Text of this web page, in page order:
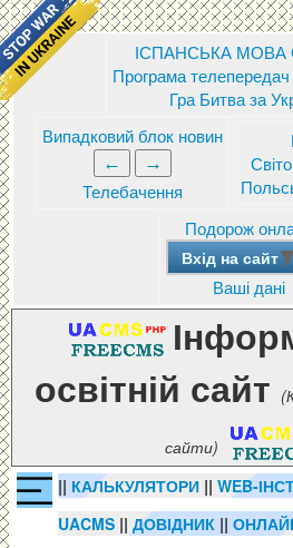
ІСПАНСЬКА
Програма телепередач
Гра Битва за
Випадковий блок новин
Телебачення
Подорож
Вхід на сайт
Ваші дані
освітній сайт
сайти)
|| КАЛЬКУЛЯТОРИ ||WEB-
UACMS ||ДОВІДНИК ||